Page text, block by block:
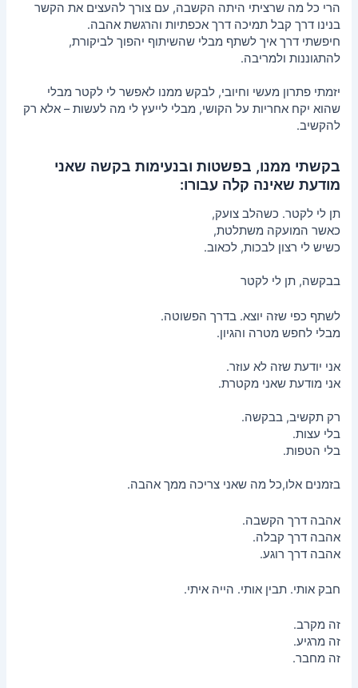
הרי כל מה שרציתי היתה הקשבה, עם צורך להעצים את הקשר
בנינו דרך קבל תמיכה דרך אכפתיות והרגשת אהבה.
חיפשתי דרך איך לשתף מבלי שהשיתוף יהפוך לביקורת,
להתגוננות ולמריבה.
יזמתי פתרון מעשי וחיובי, לבקש ממנו לאפשר לי לקטר מבלי
שהוא יקח אחריות על הקושי, מבלי לייעץ לי מה לעשות – אלא רק
להקשיב.
בקשתי ממנו, בפשטות ובנעימות בקשה שאני
מודעת שאינה קלה עבורו:
תן לי לקטר. כשהלב צועק,
כאשר המועקה משתלטת,
כשיש לי רצון לבכות, לכאוב.
בבקשה, תן לי לקטר
לשתף כפי שזה יוצא. בדרך הפשוטה.
מבלי לחפש מטרה והגיון.
אני יודעת שזה לא עוזר.
אני מודעת שאני מקטרת.
רק תקשיב, בבקשה.
בלי עצות.
בלי הטפות.
בזמנים אלו,כל מה שאני צריכה ממך אהבה.
אהבה דרך הקשבה.
אהבה דרך קבלה.
אהבה דרך רוגע.
חבק אותי. תבין אותי. הייה איתי.
זה מקרב.
זה מרגיע.
זה מחבר.